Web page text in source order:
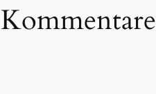
Kommentare